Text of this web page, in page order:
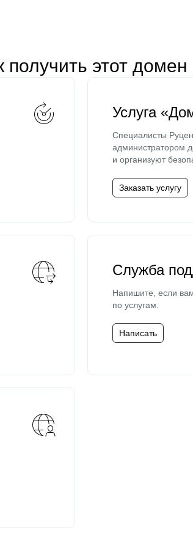
получить этот домен
Услуга
Специалисты
администратором
и организуют
Заказать услугу
Служба
Напишите, если
по услугам.
Написать